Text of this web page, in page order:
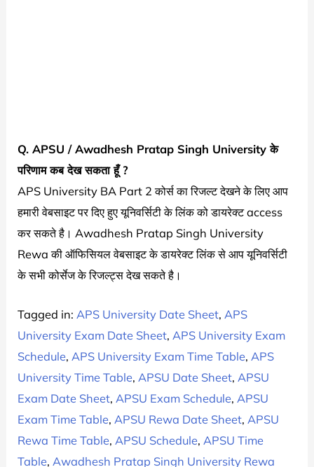
Q. APSU / Awadhesh Pratap Singh University के
परिणाम कब देख सकता हूँ ?
APS University BA Part 2 कोर्स का रिजल्ट देखने के लिए आप
हमारी वेबसाइट पर दिए हुए यूनिवर्सिटी के लिंक को डायरेक्ट access
कर सकते है। Awadhesh Pratap Singh University
Rewa की ऑफिसियल वेबसाइट के डायरेक्ट लिंक से आप यूनिवर्सिटी
के सभी कोर्सेज के रिजल्ट्स देख सकते है।
Tagged in: APS University Date Sheet, APS
University Exam Date Sheet, APS University Exam
Schedule, APS University Exam Time Table, APS
University Time Table, APSU Date Sheet, APSU
Exam Date Sheet, APSU Exam Schedule, APSU
Exam Time Table, APSU Rewa Date Sheet, APSU
Rewa Time Table, APSU Schedule, APSU Time
Table, Awadhesh Pratap Singh University Rewa